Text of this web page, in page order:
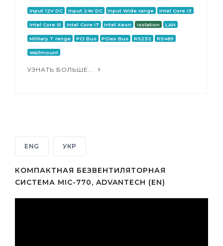
Input 12V DC Input 24V DC Input Wide range Intel Core i3
Intel Core i5 Intel Core i7 Intel Xeon Isolation LAN
Military T range PCI Bus PCIex Bus RS232 RS485
Wallmount
УЗНАТЬ БОЛЬШЕ...
ENG УКР
КОМПАКТНАЯ БЕЗВЕНТИЛЯТОРНАЯ
СИСТЕМА MIC-770, ADVANTECH (EN)